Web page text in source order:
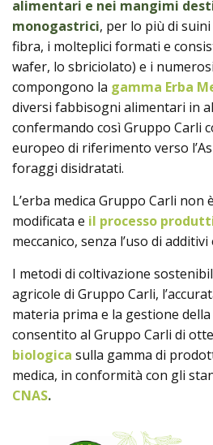
alimentari e nei mangimi
monogastrici, per lo più di
fibra, i molteplici formati e
wafer, lo sbriciolato) e i
compongono la gamma Erba
diversi fabbisogni alimentari in
confermando così Gruppo Carli
europeo di riferimento verso
foraggi disidratati.
L’erba medica Gruppo Carli non
modificata e il processo
meccanico, senza l’uso di
I metodi di coltivazione
agricole di Gruppo Carli,
materia prima e la gestione
consentito al Gruppo Carli di
biologica sulla gamma di
medica, in conformità con gli
CNAS.